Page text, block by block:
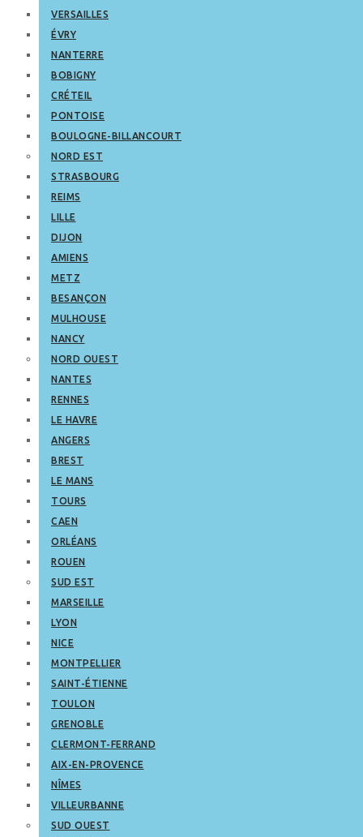
VERSAILLES
ÉVRY
NANTERRE
BOBIGNY
CRÉTEIL
PONTOISE
BOULOGNE-BILLANCOURT
NORD EST
STRASBOURG
REIMS
LILLE
DIJON
AMIENS
METZ
BESANÇON
MULHOUSE
NANCY
NORD OUEST
NANTES
RENNES
LE HAVRE
ANGERS
BREST
LE MANS
TOURS
CAEN
ORLÉANS
ROUEN
SUD EST
MARSEILLE
LYON
NICE
MONTPELLIER
SAINT-ÉTIENNE
TOULON
GRENOBLE
CLERMONT-FERRAND
AIX-EN-PROVENCE
NÎMES
VILLEURBANNE
SUD OUEST